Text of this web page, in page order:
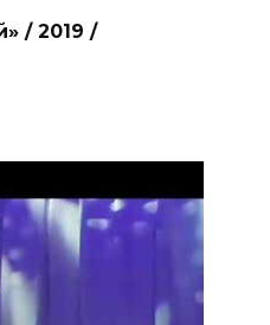
/ 2019 /